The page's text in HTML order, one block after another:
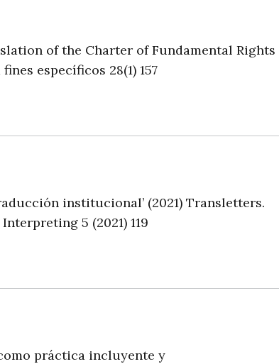
of the Charter of Fundamental Rights
específicos 28(1) 157
institucional’ (2021) Transletters.
Interpreting 5 (2021) 119
práctica incluyente y